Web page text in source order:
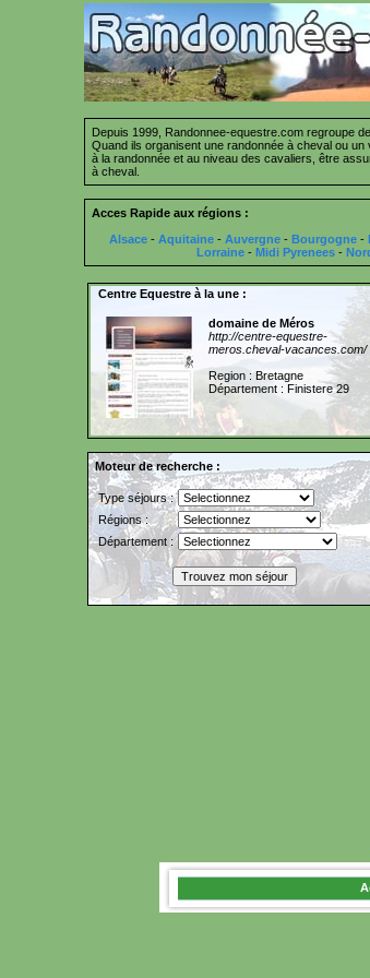
Depuis 1999, Randonnee-equestre.com regroupe
Quand ils organisent une randonnée à cheval ou
à la randonnée et au niveau des cavaliers, être
à cheval.
Acces Rapide aux régions :
Alsace - Aquitaine - Auvergne - Bourgogne -
Lorraine- Midi Pyrenees-
Centre Equestre à la une :
domaine de Méros
http://centre-equestre-
meros.cheval-vacances.com/
Region : Bretagne
Département : Finistere 29
Moteur de recherche :
Type séjours :
Régions :
Département :